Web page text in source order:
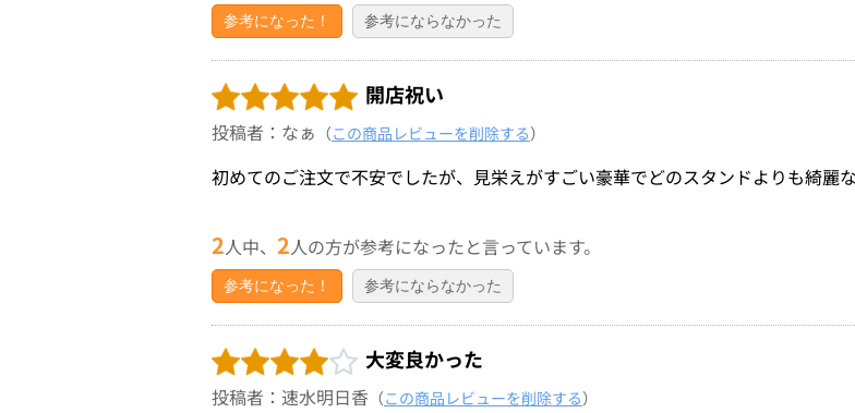
参考になった！ 参考にならなかった
開店祝い
投稿者：なぁ （この商品レビューを削除する）
初めてのご注文で不安でしたが、見栄えがすごい豪華でどのスタンドよりも綺麗
2人中、 2人の方が参考になったと言っています。
参考になった！ 参考にならなかった
大変良かった
投稿者：速水明日香 （この商品レビューを削除する）